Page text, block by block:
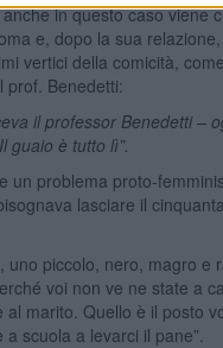
in questo caso viene
e, dopo la sua
vertici della comicità,
prof. Benedetti:
il professor Benedetti –
guaio è tutto lì”.
un problema proto-
lasciare il
uno piccolo, nero, magro e
voi non ve ne state a
al marito. Quello è il posto
scuola a levarci il pane”.